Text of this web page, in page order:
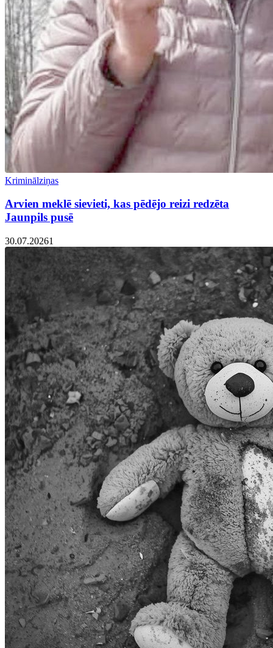
Kriminālziņas
Arvien meklē sievieti, kas pēdējo reizi redzēta
Jaunpils pusē
30.07.20261